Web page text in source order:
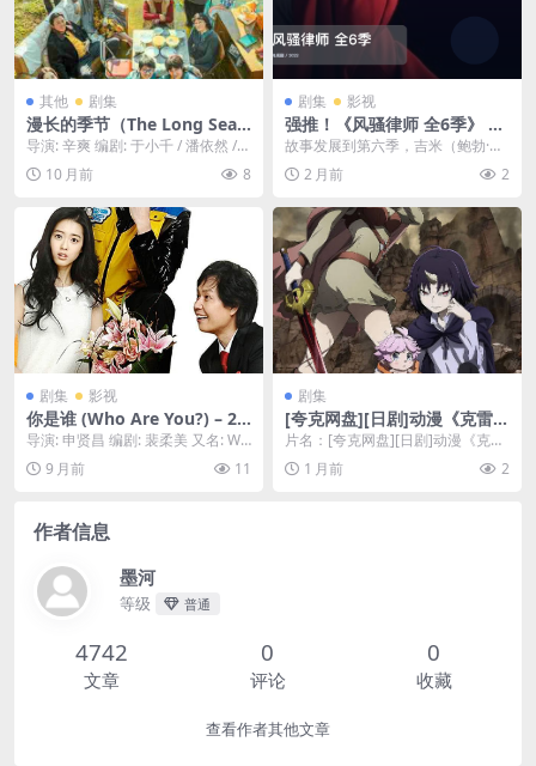
其他 剧集
漫长的季节（The Long Seas
on）-2023-剧情/悬疑/家庭-
免费下载 🍂豆瓣9.4分，一部
充满生活质感与人文关怀的悬
桩时隔二十年的碎尸悬案，将
三个东北老男人的命运，再度
交织在那个漫长又萧瑟的秋天
🍂｜ CN
导演: 辛爽 编剧: 于小千 / 潘依然 /
陈骥 资源下载：漫长的季节阿里云
盘...10 月前 8
剧集 影视
强推！《风骚律师 全6季》 20
22 未删减 限时转存
故事发展到第六季，吉米（鲍勃·奥
登科克 Bob Odenkirk 饰）和金
（蕾亚...
2 月前 2
剧集 影视
你是谁 (Who Are You?) – 20
08 – 喜剧/爱情/奇幻 – 1080P
超清加强版 – 百度网盘免费下
载 | 4ho电影资源
导演: 申贤昌 编剧: 裴柔美 又名: Wh
o Are You? / 幸福3小时...
9 月前 11
剧集
[夸克网盘][日剧]动漫《克雷瓦
提斯：魔兽之王与婴儿与尸之
勇者》（2025）动画 豆瓣8.0
片名：[夸克网盘][日剧]动漫《克雷
瓦提斯：魔兽之王与婴儿与尸之勇
者》（2025...
1 月前 2
作者信息
墨河
等级 普通
4742
文章
0
评论
0
收藏
查看作者其他文章